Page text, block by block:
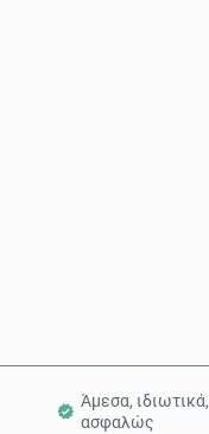
Άμεσα, ιδιωτικά,
ασφαλώς